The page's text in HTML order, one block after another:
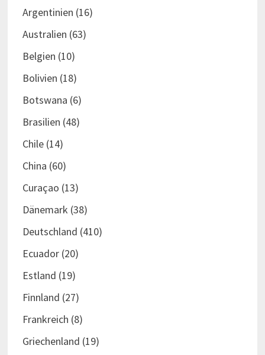
Argentinien (16)
Australien (63)
Belgien (10)
Bolivien (18)
Botswana (6)
Brasilien (48)
Chile(14)
China (60)
Curaçao (13)
Dänemark (38)
Deutschland (410)
Ecuador(20)
Estland (19)
Finnland (27)
Frankreich (8)
Griechenland (19)